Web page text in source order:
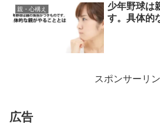
親・心構え
少年野球は
す。具体的
スポンサーリ
広告